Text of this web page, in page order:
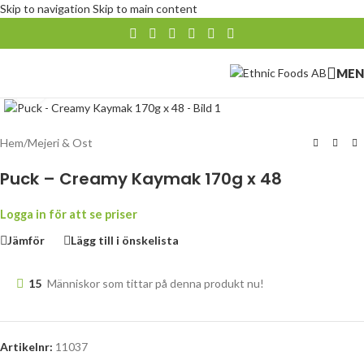
Skip to navigation Skip to main content
Hem/Mejeri & Ost
Puck – Creamy Kaymak 170g x 48
Logga in för att se priser
Jämför
Lägg till i önskelista
15 Människor som tittar på denna produkt nu!
Artikelnr: 11037